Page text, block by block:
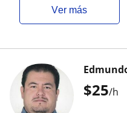
ver más
$25/h